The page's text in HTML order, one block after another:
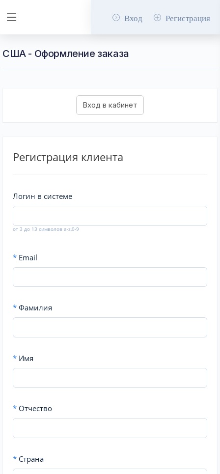
Вход Регистрация
США - Оформление заказа
Регистрация клиента
Логин в системе
от 3 до 13 символов a-z,0-9
* Email
* Фамилия
* Имя
* Отчество
* Страна